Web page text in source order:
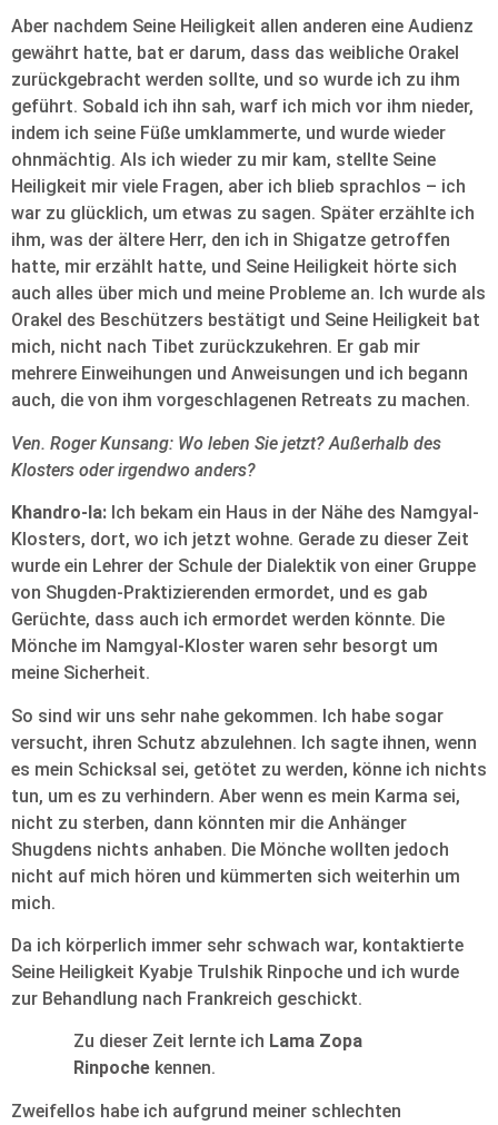
Aber nachdem Seine Heiligkeit allen anderen eine Audienz
gewährt hatte, bat er darum, dass das weibliche Orakel
zurückgebracht werden sollte, und so wurde ich zu ihm
geführt. Sobald ich ihn sah, warf ich mich vor ihm nieder,
indem ich seine Füße umklammerte, und wurde wieder
ohnmächtig. Als ich wieder zu mir kam, stellte Seine
Heiligkeit mir viele Fragen, aber ich blieb sprachlos – ich
war zu glücklich, um etwas zu sagen. Später erzählte ich
ihm, was der ältere Herr, den ich in Shigatze getroffen
hatte, mir erzählt hatte, und Seine Heiligkeit hörte sich
auch alles über mich und meine Probleme an. Ich wurde als
Orakel des Beschützers bestätigt und Seine Heiligkeit bat
mich, nicht nach Tibet zurückzukehren. Er gab mir
mehrere Einweihungen und Anweisungen und ich begann
auch, die von ihm vorgeschlagenen Retreats zu machen.
Ven. Roger Kunsang: Wo leben Sie jetzt? Außerhalb des
Klosters oder irgendwo anders?
Khandro-la: Ich bekam ein Haus in der Nähe des Namgyal-
Klosters, dort, wo ich jetzt wohne. Gerade zu dieser Zeit
wurde ein Lehrer der Schule der Dialektik von einer Gruppe
von Shugden-Praktizierenden ermordet, und es gab
Gerüchte, dass auch ich ermordet werden könnte. Die
Mönche im Namgyal-Kloster waren sehr besorgt um
meine Sicherheit.
So sind wir uns sehr nahe gekommen. Ich habe sogar
versucht, ihren Schutz abzulehnen. Ich sagte ihnen, wenn
es mein Schicksal sei, getötet zu werden, könne ich nichts
tun, um es zu verhindern. Aber wenn es mein Karma sei,
nicht zu sterben, dann könnten mir die Anhänger
Shugdens nichts anhaben. Die Mönche wollten jedoch
nicht auf mich hören und kümmerten sich weiterhin um
mich.
Da ich körperlich immer sehr schwach war, kontaktierte
Seine Heiligkeit Kyabje Trulshik Rinpoche und ich wurde
zur Behandlung nach Frankreich geschickt.
Zu dieser Zeit lernte ich Lama Zopa
Rinpoche kennen.
Zweifellos habe ich aufgrund meiner schlechten